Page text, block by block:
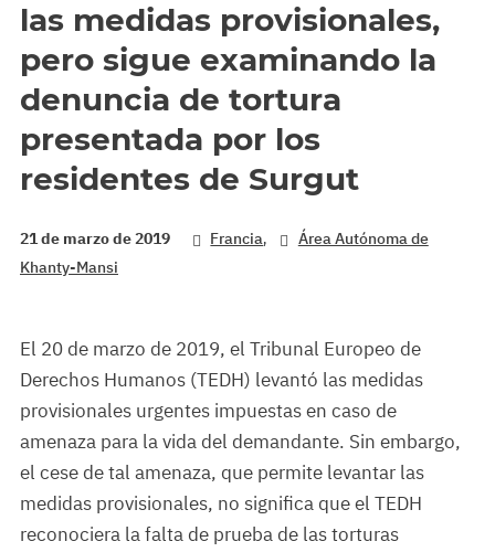
las medidas provisionales,
pero sigue examinando la
denuncia de tortura
presentada por los
residentes de Surgut
21 de marzo de 2019 Francia,
Área Autónoma de
Khanty-Mansi
El 20 de marzo de 2019, el Tribunal Europeo de
Derechos Humanos (TEDH) levantó las medidas
provisionales urgentes impuestas en caso de
amenaza para la vida del demandante. Sin embargo,
el cese de tal amenaza, que permite levantar las
medidas provisionales, no significa que el TEDH
reconociera la falta de prueba de las torturas